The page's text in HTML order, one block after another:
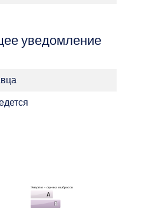
уведомление
Энергия - оценка выбросов